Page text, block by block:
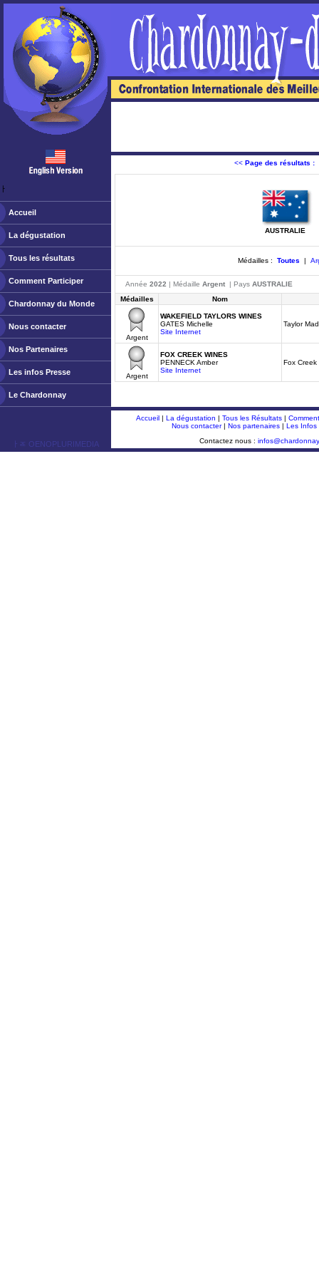
ￂﾠ
Accueil
La dégustation
Tous les résultats
Comment Participer
Chardonnay du Monde
Nous contacter
Nos Partenaires
Les infos Presse
Le Chardonnay
<< Page des résultats :
AUSTRALIE
Médailles : Toutes |
Année 2022 | Médaille Argent | Pays AUSTRALIE
Médailles
Nom
Argent
WAKEFIELD TAYLORS WINES
GATES Michelle
Site Internet
Taylor
Argent
FOX CREEK WINES
PENNECK Amber
Site Internet
Fox
ￂﾮ OENOPLURIMEDIA
Accueil| La dégustation | Tous les Résultats|
Nous contacter| Nos partenaires| Les Infos
Contactez nous :